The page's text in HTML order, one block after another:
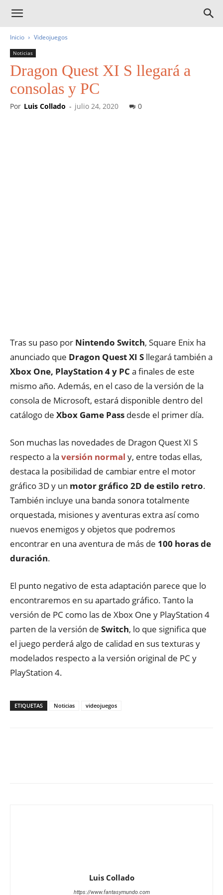
Inicio Videojuegos
Noticias
Dragon Quest XI S llegará a
consolas y PC
Por Luis Collado - julio 24, 2020 0
Tras su paso por Nintendo Switch, Square Enix ha
anunciado que Dragon Quest XI S llegará también a
Xbox One, PlayStation 4 y PC a finales de este
mismo año. Además, en el caso de la versión de la
consola de Microsoft, estará disponible dentro del
catálogo de Xbox Game Pass desde el primer día.
Son muchas las novedades de Dragon Quest XI S
respecto a la versión normal y, entre todas ellas,
destaca la posibilidad de cambiar entre el motor
gráfico 3D y un motor gráfico 2D de estilo retro.
También incluye una banda sonora totalmente
orquestada, misiones y aventuras extra así como
nuevos enemigos y objetos que podremos
encontrar en una aventura de más de 100 horas de
duración.
El punto negativo de esta adaptación parece que lo
encontraremos en su apartado gráfico. Tanto la
versión de PC como las de Xbox One y PlayStation 4
parten de la versión de Switch, lo que significa que
el juego perderá algo de calidad en sus texturas y
modelados respecto a la versión original de PC y
PlayStation 4.
ETIQUETAS Noticias videojuegos
Luis Collado
https://www.fantasymundo.com